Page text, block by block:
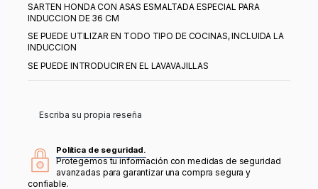
SARTEN HONDA CON ASAS ESMALTADA ESPECIAL PARA
INDUCCION DE 36 CM
SE PUEDE UTILIZAR EN TODO TIPO DE COCINAS, INCLUIDA LA
INDUCCION
SE PUEDE INTRODUCIR EN EL LAVAVAJILLAS
Escriba su propia reseña
Política de seguridad.
Protegemos tu información con medidas de seguridad
avanzadas para garantizar una compra segura y
confiable.